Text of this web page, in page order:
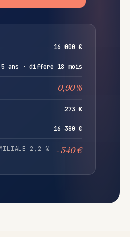
16 000 €
5 ans · différé 18 mois
0,90 %
273 €
16 380 €
2,2 % - 540 €